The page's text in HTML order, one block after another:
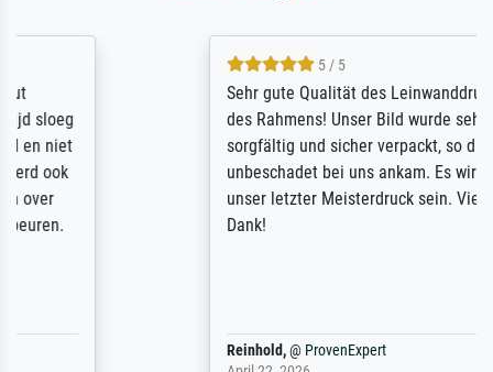
Sehr gute Qualität des Leinwanddrucks und
des Rahmens! Unser Bild wurde sehr
sorgfältig und sicher verpackt, so dass es
unbeschadet bei uns ankam. Es wird nicht
unser letzter Meisterdruck sein. Vielen
ProvenExpert